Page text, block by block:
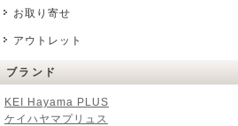
お取り寄せ
アウトレット
ブランド
KEI Hayama PLUS
ケイハヤマプリュス